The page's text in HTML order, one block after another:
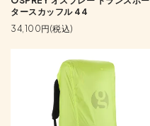
タースカッフル 44
34,100円(税込)